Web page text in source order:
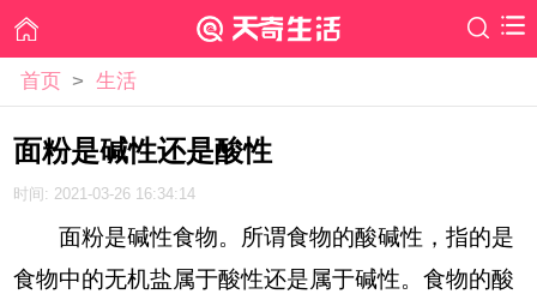
首页 > 生活
面粉是碱性还是酸性
时间: 2021-03-26 16:34:14
面粉是碱性食物。所谓食物的酸碱性，指的是
食物中的无机盐属于酸性还是属于碱性。食物的酸